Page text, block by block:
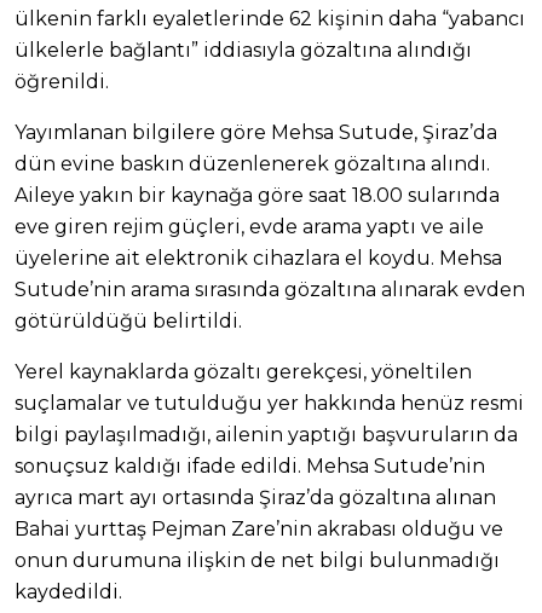
ülkenin farklı eyaletlerinde 62 kişinin daha “yabancı
ülkelerle bağlantı” iddiasıyla gözaltına alındığı
öğrenildi.
Yayımlanan bilgilere göre Mehsa Sutude, Şiraz’da
dün evine baskın düzenlenerek gözaltına alındı.
Aileye yakın bir kaynağa göre saat 18.00 sularında
eve giren rejim güçleri, evde arama yaptı ve aile
üyelerine ait elektronik cihazlara el koydu. Mehsa
Sutude’nin arama sırasında gözaltına alınarak evden
götürüldüğü belirtildi.
Yerel kaynaklarda gözaltı gerekçesi, yöneltilen
suçlamalar ve tutulduğu yer hakkında henüz resmi
bilgi paylaşılmadığı, ailenin yaptığı başvuruların da
sonuçsuz kaldığı ifade edildi. Mehsa Sutude’nin
ayrıca mart ayı ortasında Şiraz’da gözaltına alınan
Bahai yurttaş Pejman Zare’nin akrabası olduğu ve
onun durumuna ilişkin de net bilgi bulunmadığı
kaydedildi.